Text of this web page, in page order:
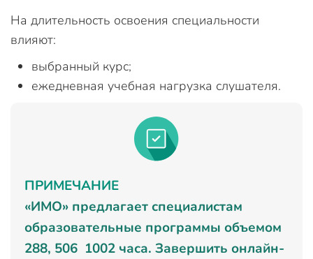
На длительность освоения специальности
влияют:
выбранный курс;
ежедневная учебная нагрузка слушателя.
ПРИМЕЧАНИЕ
«ИМО» предлагает специалистам
образовательные программы объемом
288, 506 1002 часа. Завершить онлайн-